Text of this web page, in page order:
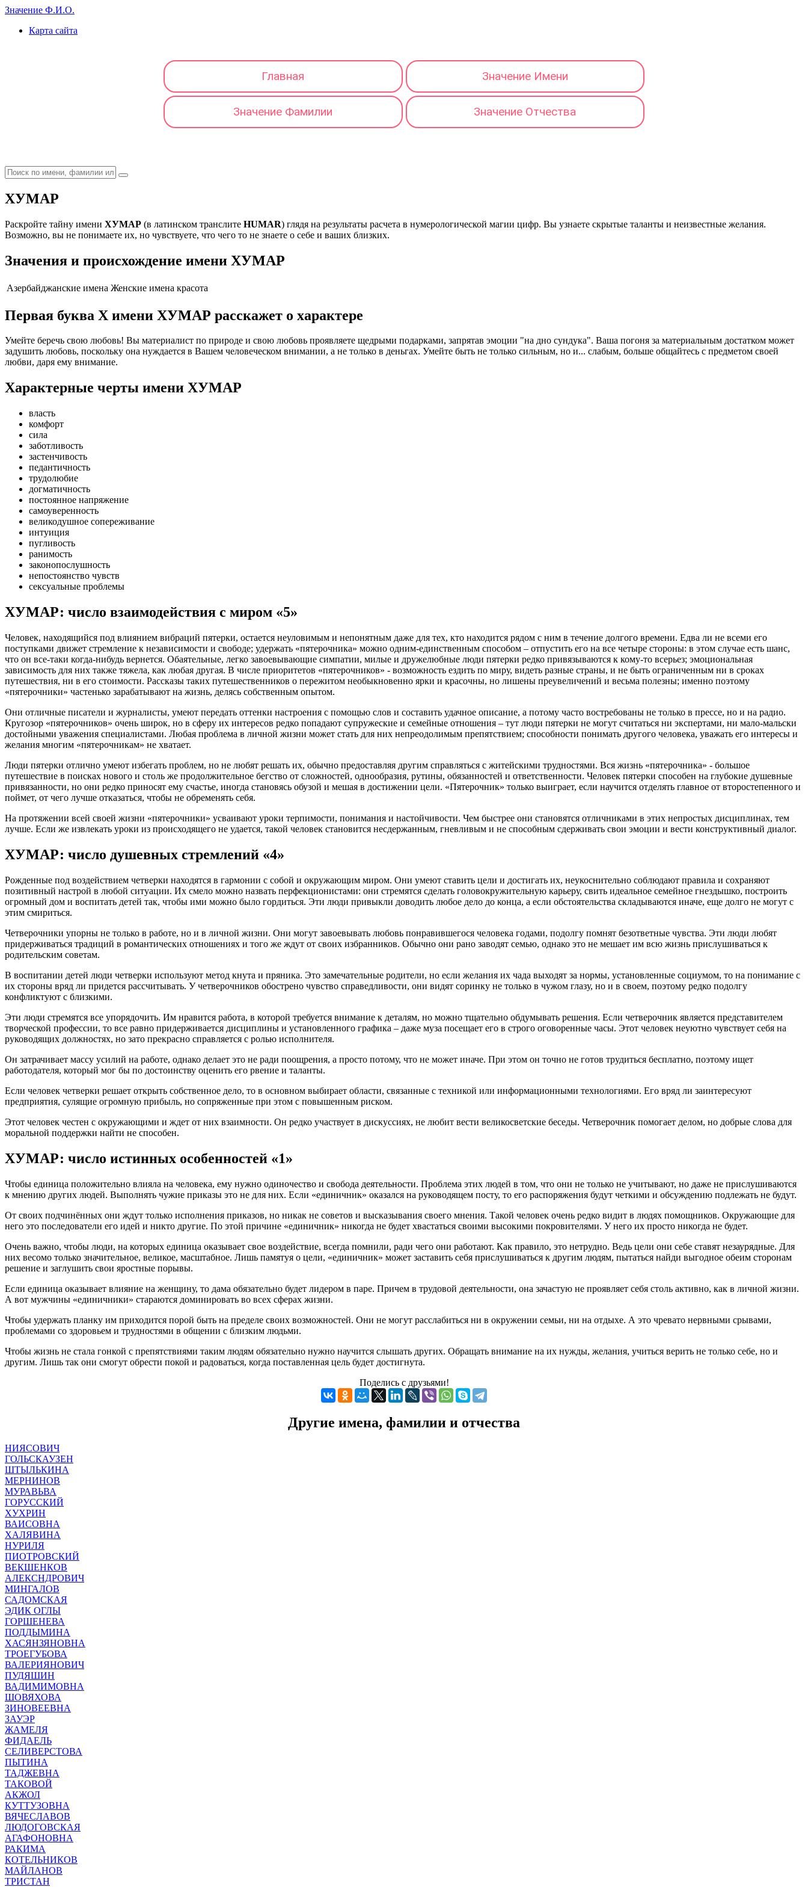
Значение Ф.И.О.
Карта сайта
Главная Значение Имени
Значение Фамилии Значение Отчества
ХУМАР
Раскройте тайну имени ХУМАР (в латинском транслите HUMAR) глядя на результаты расчета в нумерологической магии цифр. Вы узнаете скрытые таланты и неизвестные желания.
Возможно, вы не понимаете их, но чувствуете, что чего то не знаете о себе и ваших близких.
Значения и происхождение имени ХУМАР
Азербайджанские имена Женские имена красота
Первая буква Х имени ХУМАР расскажет о характере
Умейте беречь свою любовь! Вы материалист по природе и свою любовь проявляете щедрыми подарками, запрятав эмоции "на дно сундука". Ваша погоня за материальным достатком может
задушить любовь, поскольку она нуждается в Вашем человеческом внимании, а не только в деньгах. Умейте быть не только сильным, но и... слабым, больше общайтесь с предметом своей
любви, даря ему внимание.
Характерные черты имени ХУМАР
власть
комфорт
сила
заботливость
застенчивость
педантичность
трудолюбие
догматичность
постоянное напряжение
самоуверенность
великодушное сопереживание
интуиция
пугливость
ранимость
законопослушность
непостоянство чувств
сексуальные проблемы
ХУМАР: число взаимодействия с миром «5»
Человек, находящийся под влиянием вибраций пятерки, остается неуловимым и непонятным даже для тех, кто находится рядом с ним в течение долгого времени. Едва ли не всеми его
поступками движет стремление к независимости и свободе; удержать «пятерочника» можно одним-единственным способом – отпустить его на все четыре стороны: в этом случае есть шанс,
что он все-таки когда-нибудь вернется. Обаятельные, легко завоевывающие симпатии, милые и дружелюбные люди пятерки редко привязываются к кому-то всерьез; эмоциональная
зависимость для них также тяжела, как любая другая. В числе приоритетов «пятерочников» - возможность ездить по миру, видеть разные страны, и не быть ограниченным ни в сроках
путешествия, ни в его стоимости. Рассказы таких путешественников о пережитом необыкновенно ярки и красочны, но лишены преувеличений и весьма полезны; именно поэтому
«пятерочники» частенько зарабатывают на жизнь, делясь собственным опытом.
Они отличные писатели и журналисты, умеют передать оттенки настроения с помощью слов и составить удачное описание, а потому часто востребованы не только в прессе, но и на радио.
Кругозор «пятерочников» очень широк, но в сферу их интересов редко попадают супружеские и семейные отношения – тут люди пятерки не могут считаться ни экспертами, ни мало-мальски
достойными уважения специалистами. Любая проблема в личной жизни может стать для них непреодолимым препятствием; способности понимать другого человека, уважать его интересы и
желания многим «пятерочникам» не хватает.
Люди пятерки отлично умеют избегать проблем, но не любят решать их, обычно предоставляя другим справляться с житейскими трудностями. Вся жизнь «пятерочника» - большое
путешествие в поисках нового и столь же продолжительное бегство от сложностей, однообразия, рутины, обязанностей и ответственности. Человек пятерки способен на глубокие душевные
привязанности, но они редко приносят ему счастье, иногда становясь обузой и мешая в достижении цели. «Пятерочник» только выиграет, если научится отделять главное от второстепенного и
поймет, от чего лучше отказаться, чтобы не обременять себя.
На протяжении всей своей жизни «пятерочники» усваивают уроки терпимости, понимания и настойчивости. Чем быстрее они становятся отличниками в этих непростых дисциплинах, тем
лучше. Если же извлекать уроки из происходящего не удается, такой человек становится несдержанным, гневливым и не способным сдерживать свои эмоции и вести конструктивный диалог.
ХУМАР: число душевных стремлений «4»
Рожденные под воздействием четверки находятся в гармонии с собой и окружающим миром. Они умеют ставить цели и достигать их, неукоснительно соблюдают правила и сохраняют
позитивный настрой в любой ситуации. Их смело можно назвать перфекционистами: они стремятся сделать головокружительную карьеру, свить идеальное семейное гнездышко, построить
огромный дом и воспитать детей так, чтобы ими можно было гордиться. Эти люди привыкли доводить любое дело до конца, а если обстоятельства складываются иначе, еще долго не могут с
этим смириться.
Четверочники упорны не только в работе, но и в личной жизни. Они могут завоевывать любовь понравившегося человека годами, подолгу помнят безответные чувства. Эти люди любят
придерживаться традиций в романтических отношениях и того же ждут от своих избранников. Обычно они рано заводят семью, однако это не мешает им всю жизнь прислушиваться к
родительским советам.
В воспитании детей люди четверки используют метод кнута и пряника. Это замечательные родители, но если желания их чада выходят за нормы, установленные социумом, то на понимание с
их стороны вряд ли придется рассчитывать. У четверочников обострено чувство справедливости, они видят соринку не только в чужом глазу, но и в своем, поэтому редко подолгу
конфликтуют с близкими.
Эти люди стремятся все упорядочить. Им нравится работа, в которой требуется внимание к деталям, но можно тщательно обдумывать решения. Если четверочник является представителем
творческой профессии, то все равно придерживается дисциплины и установленного графика – даже муза посещает его в строго оговоренные часы. Этот человек неуютно чувствует себя на
руководящих должностях, но зато прекрасно справляется с ролью исполнителя.
Он затрачивает массу усилий на работе, однако делает это не ради поощрения, а просто потому, что не может иначе. При этом он точно не готов трудиться бесплатно, поэтому ищет
работодателя, который мог бы по достоинству оценить его рвение и таланты.
Если человек четверки решает открыть собственное дело, то в основном выбирает области, связанные с техникой или информационными технологиями. Его вряд ли заинтересуют
предприятия, сулящие огромную прибыль, но сопряженные при этом с повышенным риском.
Этот человек честен с окружающими и ждет от них взаимности. Он редко участвует в дискуссиях, не любит вести великосветские беседы. Четверочник помогает делом, но добрые слова для
моральной поддержки найти не способен.
ХУМАР: число истинных особенностей «1»
Чтобы единица положительно влияла на человека, ему нужно одиночество и свобода деятельности. Проблема этих людей в том, что они не только не учитывают, но даже не прислушиваются
к мнению других людей. Выполнять чужие приказы это не для них. Если «единичник» оказался на руководящем посту, то его распоряжения будут четкими и обсуждению подлежать не будут.
От своих подчинённых они ждут только исполнения приказов, но никак не советов и высказывания своего мнения. Такой человек очень редко видит в людях помощников. Окружающие для
него это последователи его идей и никто другие. По этой причине «единичник» никогда не будет хвастаться своими высокими покровителями. У него их просто никогда не будет.
Очень важно, чтобы люди, на которых единица оказывает свое воздействие, всегда помнили, ради чего они работают. Как правило, это нетрудно. Ведь цели они себе ставят незаурядные. Для
них весомо только значительное, великое, масштабное. Лишь памятуя о цели, «единичник» может заставить себя прислушиваться к другим людям, пытаться найди выгодное обеим сторонам
решение и заглушить свои яростные порывы.
Если единица оказывает влияние на женщину, то дама обязательно будет лидером в паре. Причем в трудовой деятельности, она зачастую не проявляет себя столь активно, как в личной жизни.
А вот мужчины «единичники» стараются доминировать во всех сферах жизни.
Чтобы удержать планку им приходится порой быть на пределе своих возможностей. Они не могут расслабиться ни в окружении семьи, ни на отдыхе. А это чревато нервными срывами,
проблемами со здоровьем и трудностями в общении с близким людьми.
Чтобы жизнь не стала гонкой с препятствиями таким людям обязательно нужно научится слышать других. Обращать внимание на их нужды, желания, учиться верить не только себе, но и
другим. Лишь так они смогут обрести покой и радоваться, когда поставленная цель будет достигнута.
Поделись с друзьями!
Другие имена, фамилии и отчества
НИЯСОВИЧ
ГОЛЬСКАУЗЕН
ШТЫЛЬКИНА
МЕРНИНОВ
МУРАВЬВА
ГОРУССКИЙ
ХУХРИН
ВАИСОВНА
ХАЛЯВИНА
НУРИЛЯ
ПИОТРОВСКИЙ
ВЕКШЕНКОВ
АЛЕКСНДРОВИЧ
МИНГАЛОВ
САДОМСКАЯ
ЭДИК ОГЛЫ
ГОРШЕНЕВА
ПОДДЫМИНА
ХАСЯНЗЯНОВНА
ТРОЕГУБОВА
ВАЛЕРИЯНОВИЧ
ПУДЯШИН
ВАДИМИМОВНА
ШОВЯХОВА
ЗИНОВЕЕВНА
ЗАУЭР
ЖАМЕЛЯ
ФИДАЕЛЬ
СЕЛИВЕРСТОВА
ПЫТИНА
ТАДЖЕВНА
ТАКОВОЙ
АКЖОЛ
КУТТУЗОВНА
ВЯЧЕСЛАВОВ
ЛЮДОГОВСКАЯ
АГАФОНОВНА
РАКИМА
КОТЕЛЬНИКОВ
МАЙЛАНОВ
ТРИСТАН